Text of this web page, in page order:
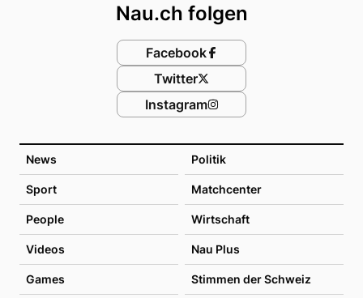
News Politik
Sport Matchcenter
People Wirtschaft
Videos Nau Plus
Games Stimmen der Schweiz
Nau.ch folgen
Facebook
Twitter
Instagram